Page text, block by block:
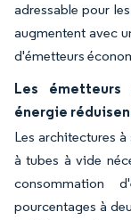
adressable pour
augmentent avec
d'émetteurs
Les émetteurs
énergie
Les architectures
à tubes à vide
consommation
pourcentages à